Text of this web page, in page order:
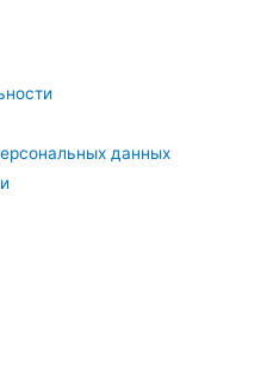
данных